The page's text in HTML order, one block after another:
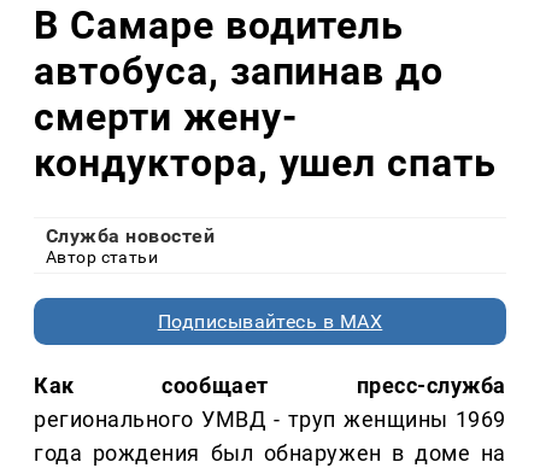
В Самаре водитель
автобуса, запинав до
смерти жену-
кондуктора, ушел спать
Служба новостей
Автор статьи
Подписывайтесь в MAX
Как сообщает пресс-служба
регионального УМВД - труп женщины 1969
года рождения был обнаружен в доме на